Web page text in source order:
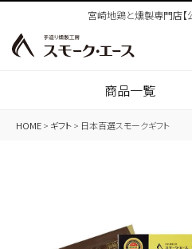
宮崎地鶏と燻製専門店【
商品一覧
HOME ギフト 日本百選スモークギフト